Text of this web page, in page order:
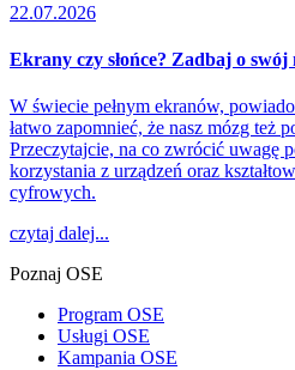
22.07.2026
Ekrany czy słońce? Zadbaj o swój
W świecie pełnym ekranów,
łatwo zapomnieć, że nasz mózg też
Przeczytajcie, na co zwrócić uwagę
korzystania z urządzeń oraz
cyfrowych.
czytaj dalej...
Poznaj OSE
Program OSE
Usługi OSE
Kampania OSE